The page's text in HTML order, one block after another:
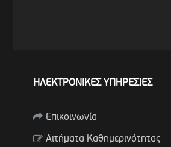
ΗΛΕΚΤΡΟΝΙΚΕΣ ΥΠΗΡΕΣΙΕΣ
Επικοινωνία
Αιτήματα Καθημερινότητας